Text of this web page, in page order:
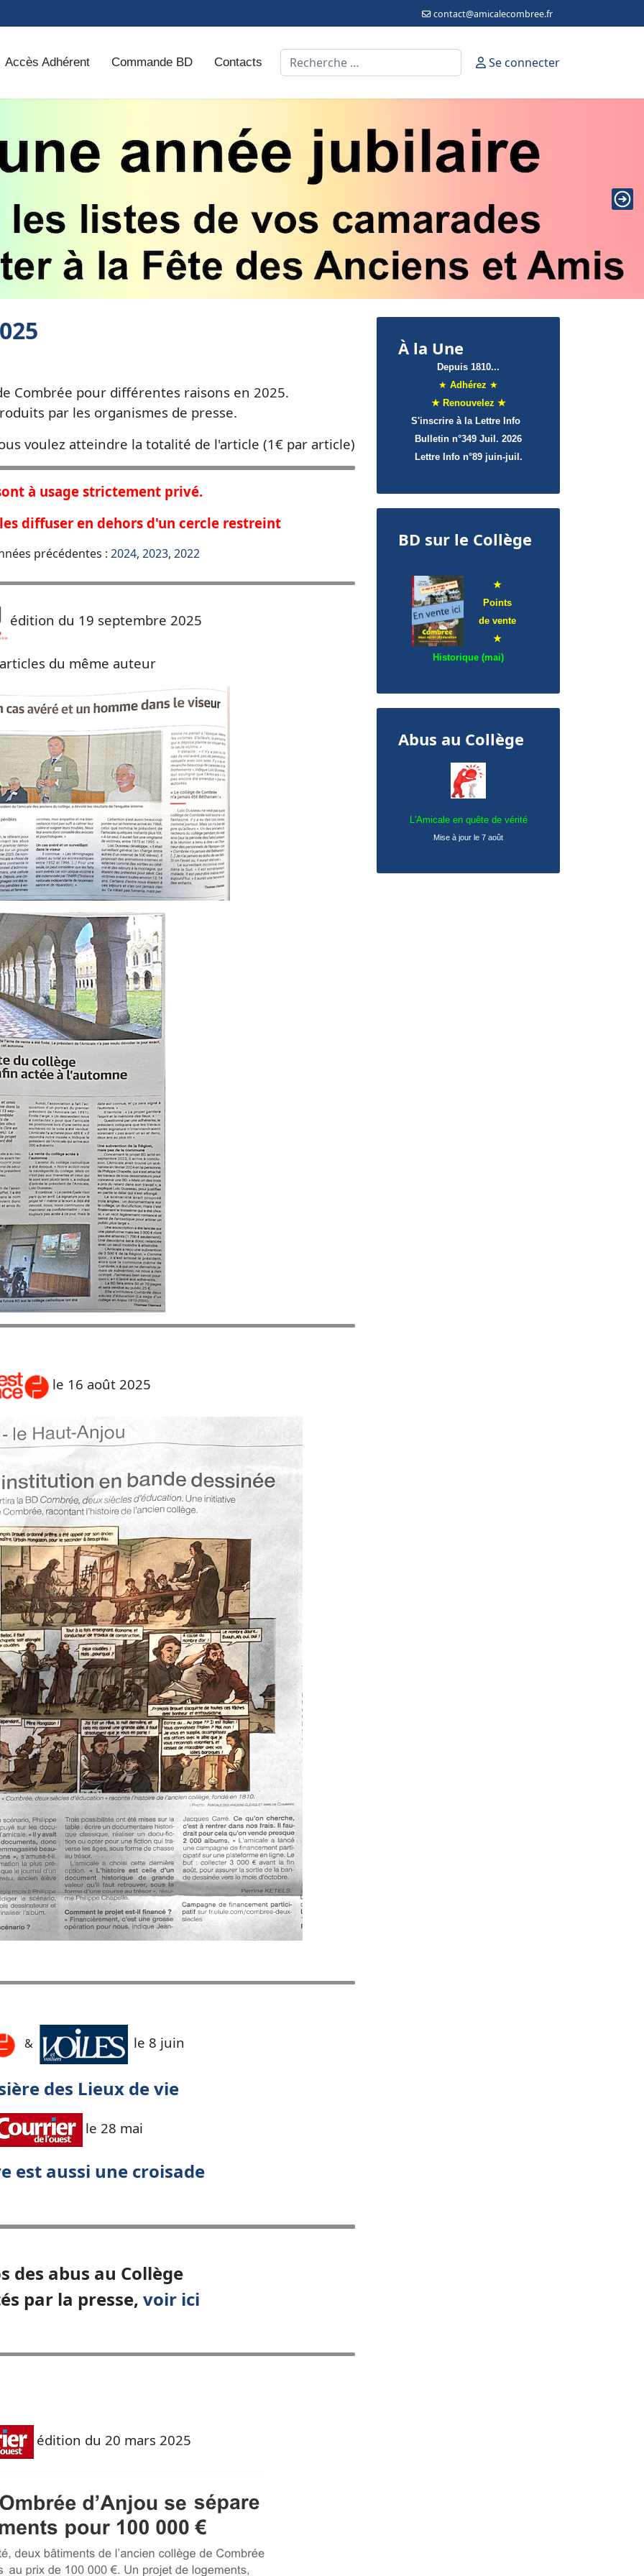
contact@amicalecombree.fr
Accès Adhérent Commande BD Contacts Rechercher Se connecter
Combrée pour différentes raisons en 2025.
par les organismes de presse.
voulez atteindre la totalité de l'article (1€ par article)
à usage strictement privé.
diffuser en dehors d'un cercle restreint
précédentes : 2024, 2023, 2022
édition du 19 septembre 2025
du même auteur
le 16 août 2025
& le 8 juin
des Lieux de vie
le 28 mai
est aussi une croisade
des abus au Collège
par la presse, voir ici
édition du 20 mars 2025
À la Une
Depuis 1810...
★ Adhérez ★
★ Renouvelez ★
S'inscrire à la Lettre Info
Bulletin n°349 Juil. 2026
Lettre Infon°89 juin-juil.
BD sur le Collège
★
Points
de vente
★
Historique (mai)
Abus au Collège
L'Amicale en quête de vérité
Mise à jour le 7 août